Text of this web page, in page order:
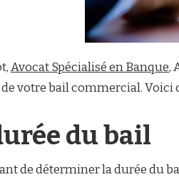
Avocat Spécialisé en Banque,
votre bail commercial. Voici
du bail
de déterminer la durée du